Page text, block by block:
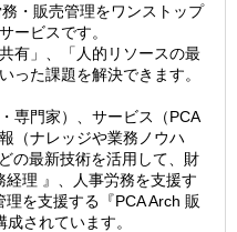
務・販売管理をワンストップ
ービスです。
有」、「人的リソースの最
った課題を解決できます。
専門家）、サービス（PCA
（ナレッジや業務ノウハ
の最新技術を活用して、財
経理 』、人事労務を支援す
を支援する『PCA Arch 販
されています。